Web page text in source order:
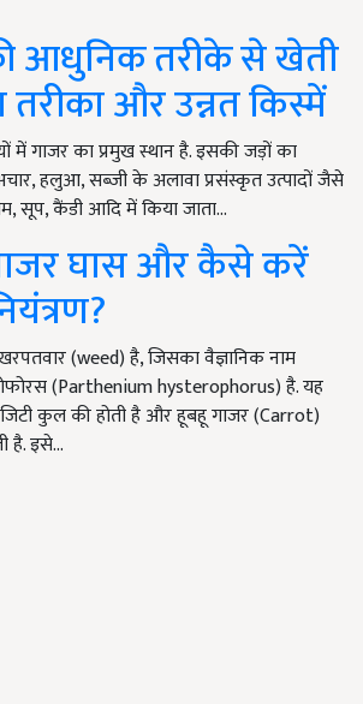
आधुनिक तरीके से खेती
और उन्नत किस्में
में गाजर का प्रमुख स्थान है. इसकी जड़ों का
हलुआ, सब्जी के अलावा प्रसंस्कृत उत्पादों जैसे
सूप, कैंडी आदि में किया जाता…
घास और कैसे करें
(weed) है, जिसका वैज्ञानिक नाम
(Parthenium hysterophorus) है. यह
कुल की होती है और हूबहू गाजर (Carrot)
है. इसे…